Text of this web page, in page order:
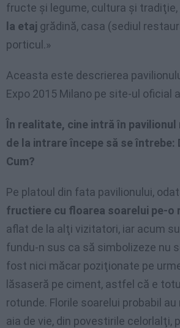
fructe şi legume, cultura şi tradiţie,
la etaj grădină, casa (sediul
porticul.»
Aceasta este descrierea
Expo 2015 Milano pe site-ul oficial
În realitate, cine intră în pavilionul
de la intrare începe să se întrebe:
Cum?
Pe platoul din fata pavilionului,
fructiere cu floarea soarelui pe-o
aflat de la alţi vizitatori, iar acum
fundu-n sus ca să simbolizeze nu
fost nici măcar poziţionate pe
lăsaseră pe ciment, astfel că e
rotunde. Florile soarelui probabil
aia de vie, din povestirile celorlalţi,